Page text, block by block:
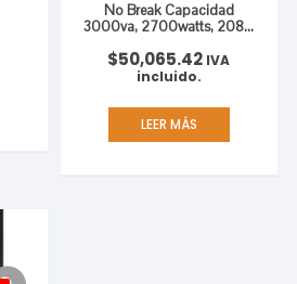
No Break Capacidad
3000va, 2700watts, 208v,
$50,065.42 IVA
incluido.
LEER MÁS